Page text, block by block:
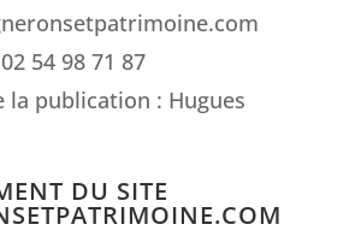
54 98 71 87
la publication : Hugues
DU SITE